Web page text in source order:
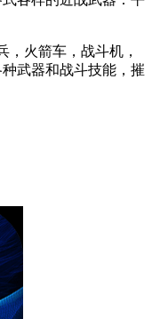
火箭车，战斗机，
武器和战斗技能，摧